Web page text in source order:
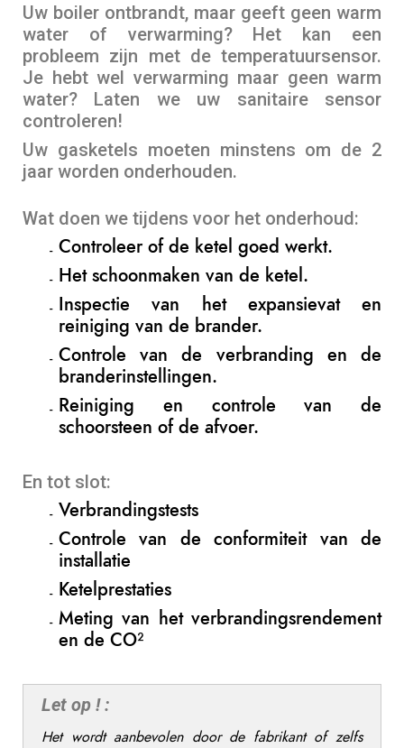
Uw boiler ontbrandt, maar geeft geen warm
water of verwarming? Het kan een
probleem zijn met de temperatuursensor.
Je hebt wel verwarming maar geen warm
water? Laten we uw sanitaire sensor
controleren!
Uw gasketels moeten minstens om de 2
jaar worden onderhouden.
Wat doen we tijdens voor het onderhoud:
Controleer of de ketel goed werkt.
Het schoonmaken van de ketel.
Inspectie van het expansievat en
reiniging van de brander.
Controle van de verbranding en de
branderinstellingen.
Reiniging en controle van de
schoorsteen of de afvoer.
En tot slot:
Verbrandingstests
Controle van de conformiteit van de
installatie
Ketelprestaties
Meting van het verbrandingsrendement
en de CO²
Let op ! :
Het wordt aanbevolen door de fabrikant of zelfs